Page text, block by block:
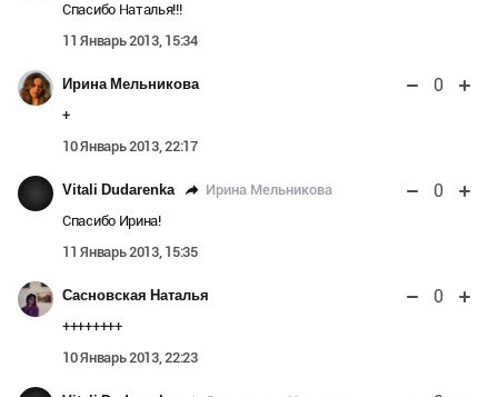
Спасибо Наталья!!!
11 Январь 2013, 15:34
Ирина Мельникова 0
+
10 Январь 2013, 22:17
Vitali Dudarenka Ирина Мельникова 0
Спасибо Ирина!
11 Январь 2013, 15:35
Сасновская Наталья 0
++++++++
10 Январь 2013, 22:23